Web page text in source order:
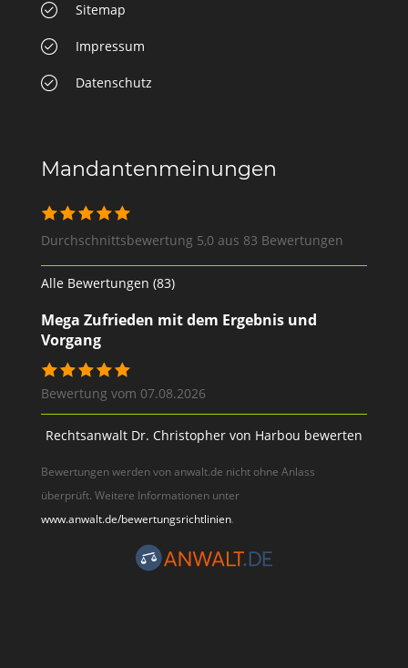
Sitemap
Impressum
Datenschutz
Mandantenmeinungen
Durchschnittsbewertung 5,0 aus 83 Bewertungen
Alle Bewertungen (83)
Mega Zufrieden mit dem Ergebnis und
Vorgang
Bewertung vom 07.08.2026
Rechtsanwalt Dr. Christopher von Harbou bewerten
Bewertungen werden von anwalt.de nicht ohne Anlass
überprüft. Weitere Informationen unter
www.anwalt.de/bewertungsrichtlinien.